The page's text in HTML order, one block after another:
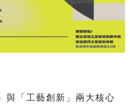
與「工藝創新」兩大核心